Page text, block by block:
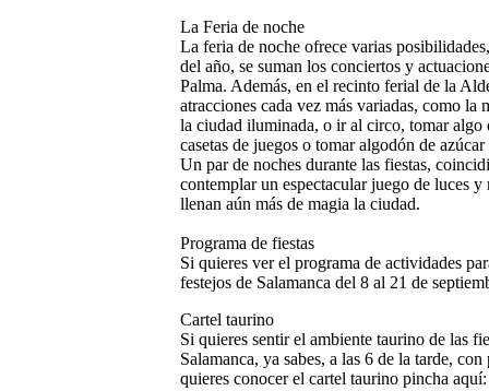
La Feria de noche
La feria de noche ofrece varias
del año, se suman los conciertos y
Palma. Además, en el recinto ferial de la
atracciones cada vez más variadas, como la
la ciudad iluminada, o ir al circo, tomar
casetas de juegos o tomar algodón de azúcar
Un par de noches durante las fiestas,
contemplar un espectacular juego de luces
llenan aún más de magia la ciudad.
Programa de fiestas
Si quieres ver el programa de actividades
festejos de Salamanca del 8 al 21 de
Cartel taurino
Si quieres sentir el ambiente taurino de las
Salamanca, ya sabes, a las 6 de la tarde,
quieres conocer el cartel taurino pincha